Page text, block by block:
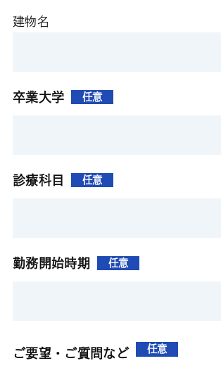
建物名
卒業大学 任意
診療科目 任意
勤務開始時期 任意
ご要望・ご質問など 任意